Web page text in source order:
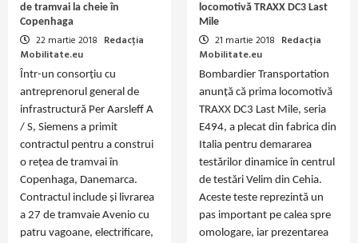
de tramvai la cheie în
Copenhaga
22 martie 2018 Redacția
Mobilitate.eu
Într-un consorțiu cu
antreprenorul general de
infrastructură Per Aarsleff A
/ S, Siemens a primit
contractul pentru a construi
o rețea de tramvai în
Copenhaga, Danemarca.
Contractul include și livrarea
a 27 de tramvaie Avenio cu
patru vagoane, electrificare,
locomotivă TRAXX DC3 Last
Mile
21 martie 2018 Redacția
Mobilitate.eu
Bombardier Transportation
anunță că prima locomotivă
TRAXX DC3 Last Mile, seria
E494, a plecat din fabrica din
Italia pentru demararea
testărilor dinamice în centrul
de testări Velim din Cehia.
Aceste teste reprezintă un
pas important pe calea spre
omologare, iar prezentarea